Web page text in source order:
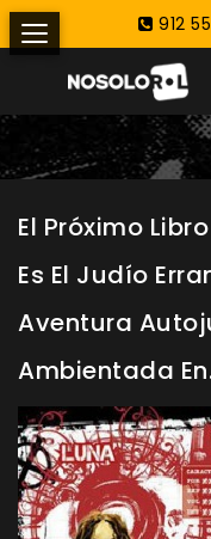
912
El Próximo
Es El Judío
Aventura
Ambientada